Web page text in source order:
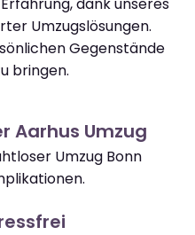
Umzugslösungen.
Gegenstände
bringen.
Aarhus Umzug
Umzug Bonn